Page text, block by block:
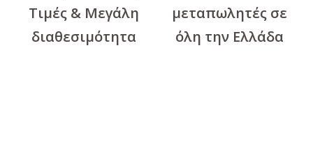
Τιμές & Μεγάλη
διαθεσιμότητα
μεταπωλητές σε
όλη την Ελλάδα